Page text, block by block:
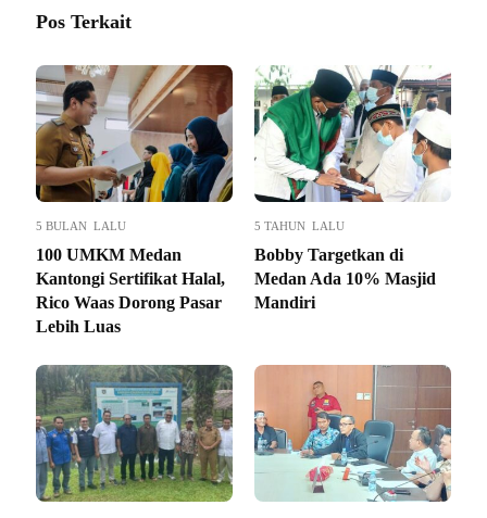
Pos Terkait
5 BULAN LALU
100 UMKM Medan
Kantongi Sertifikat Halal,
Rico Waas Dorong Pasar
Lebih Luas
5 TAHUN LALU
Bobby Targetkan di
Medan Ada 10% Masjid
Mandiri